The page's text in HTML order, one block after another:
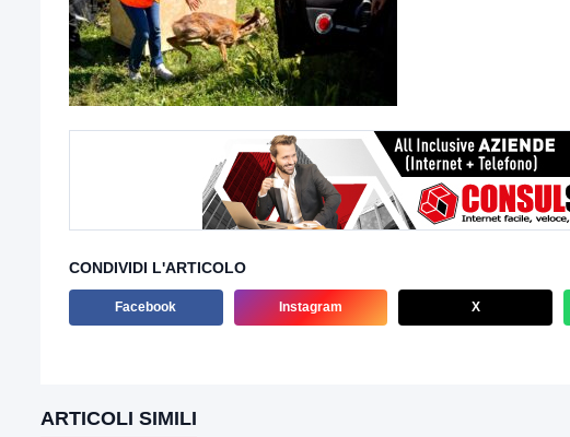
CONDIVIDI L'ARTICOLO
Facebook Instagram X
ARTICOLI SIMILI